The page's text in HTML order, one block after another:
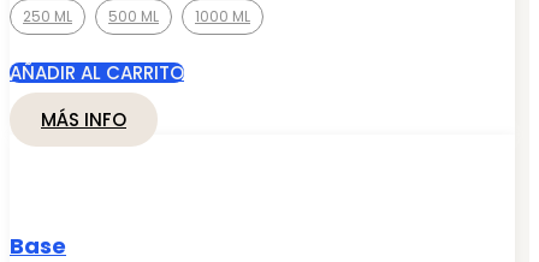
250 ML 500 ML 1000 ML
AÑADIR AL CARRITO
MÁS INFO
Base